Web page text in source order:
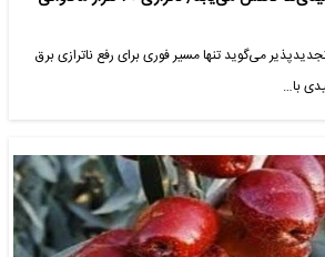
می‌گوید تنها مسیر فوری برای رفع ناترازی برق
با…